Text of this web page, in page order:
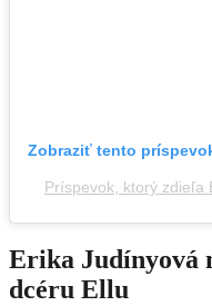
Zobraziť tento
Príspevok, ktorý zdieľa
Erika Judínyová
dcéru Ellu